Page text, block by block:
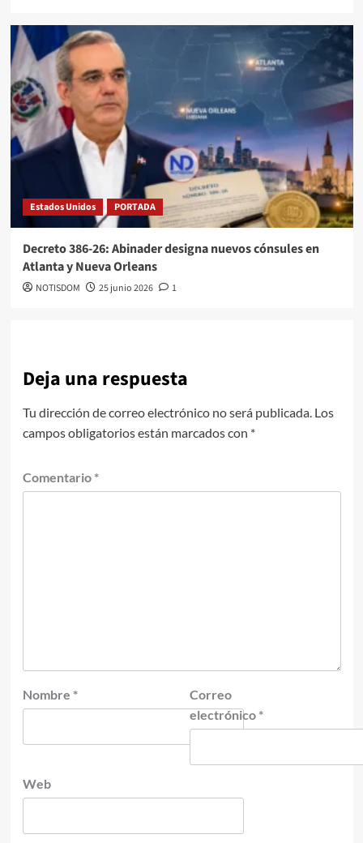
Estados Unidos PORTADA
Decreto 386-26: Abinader designa nuevos cónsules en
Atlanta y Nueva Orleans
NOTISDOM 25 junio 2026 1
Deja una respuesta
Tu dirección de correo electrónico no será publicada. Los
campos obligatorios están marcados con *
Comentario *
Nombre *
Correo
electrónico *
Web